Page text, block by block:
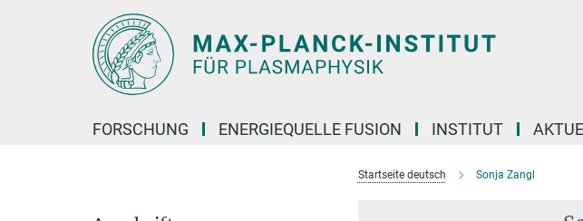
FORSCHUNG ENERGIEQUELLE FUSION INSTITUT
Startseite deutsch Sonja Zangl